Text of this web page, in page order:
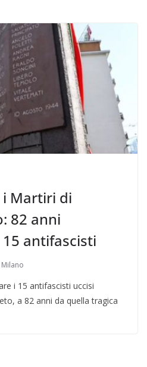
Martiri di
82 anni
15 antifascisti
i 15 antifascisti uccisi
a 82 anni da quella tragica